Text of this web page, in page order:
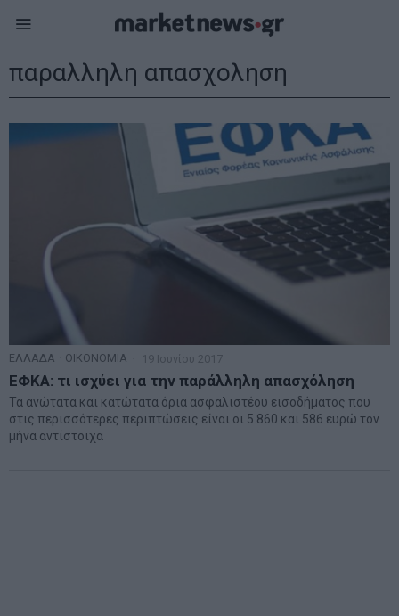
παραλληλη απασχοληση
ΕΛΛΑΔΑ ΟΙΚΟΝΟΜΙΑ 19 Ιουνίου 2017
ΕΦΚΑ: τι ισχύει για την παράλληλη απασχόληση
Τα ανώτατα και κατώτατα όρια ασφαλιστέου εισοδήματος που
στις περισσότερες περιπτώσεις είναι οι 5.860 και 586 ευρώ τον
μήνα αντίστοιχα